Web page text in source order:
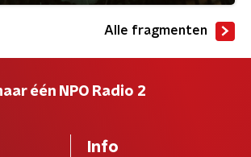
Alle fragmenten
één NPO Radio 2
Info